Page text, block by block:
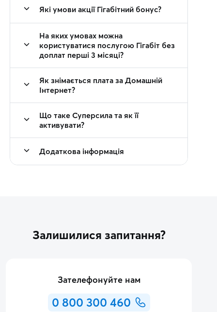
Які умови акції Гігабітний бонус?
На яких умовах можна
користуватися послугою Гігабіт без
доплат перші 3 місяці?
Як знімається плата за Домашній
Інтернет?
Що таке Суперсила та як її
активувати?
Додаткова інформація
Залишилися запитання?
Зателефонуйте нам
0 800 300 460